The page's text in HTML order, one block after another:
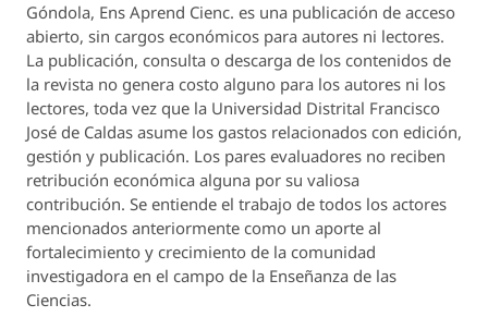
Góndola, Ens Aprend Cienc. es una publicación de acceso
abierto, sin cargos económicos para autores ni lectores.
La publicación, consulta o descarga de los contenidos de
la revista no genera costo alguno para los autores ni los
lectores, toda vez que la Universidad Distrital Francisco
José de Caldas asume los gastos relacionados con edición,
gestión y publicación. Los pares evaluadores no reciben
retribución económica alguna por su valiosa
contribución. Se entiende el trabajo de todos los actores
mencionados anteriormente como un aporte al
fortalecimiento y crecimiento de la comunidad
investigadora en el campo de la Enseñanza de las
Ciencias.